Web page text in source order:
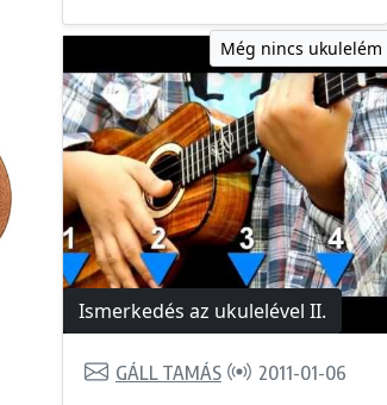
Még nincs ukulelém
Ismerkedés az ukulelével II.
GÁLL TAMÁS 2011-01-06